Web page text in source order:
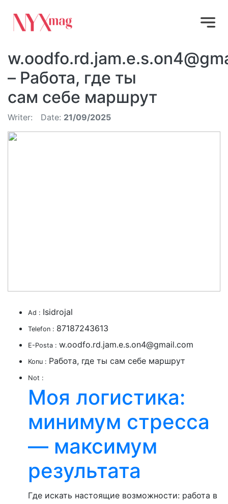
– Работа, где ты
сам себе маршрут
Writer: Date: 21/09/2025
Ad : Isidrojal
Telefon : 87187243613
E-Posta : w.oodfo.rd.jam.e.s.on4@gmail.com
Konu : Работа, где ты сам себе маршрут
Not :
Моя логистика:
минимум стресса
— максимум
результата
Где искать настоящие возможности: работа в